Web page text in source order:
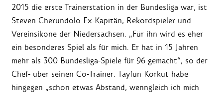
2015 die erste Trainerstation in der Bundesliga war, ist
Steven Cherundolo Ex-Kapitän, Rekordspieler und
Vereinsikone der Niedersachsen. „Für ihn wird es eher
ein besonderes Spiel als für mich. Er hat in 15 Jahren
mehr als 300 Bundesliga-Spiele für 96 gemacht“, so der
Chef- über seinen Co-Trainer. Tayfun Korkut habe
hingegen „schon etwas Abstand, wenngleich ich mich